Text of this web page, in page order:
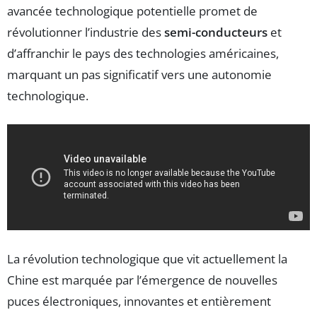
avancée technologique potentielle promet de
révolutionner l’industrie dessemi-conducteurs et
d’affranchir le pays des technologies américaines,
marquant un pas significatif vers une autonomie
technologique.
La révolution technologique que vit actuellement la
Chine est marquée par l’émergence de nouvelles
puces électroniques, innovantes et entièrement